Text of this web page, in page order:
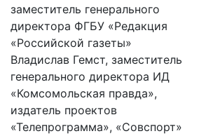
заместитель генерального
директора ФГБУ «Редакция
«Российской газеты»
Владислав Гемст, заместитель
генерального директора ИД
«Комсомольская правда»,
издатель проектов
«Телепрограмма», «Совспорт»